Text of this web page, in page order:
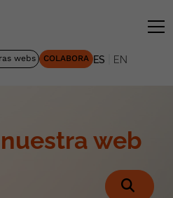
webs COLABORA ES EN
web